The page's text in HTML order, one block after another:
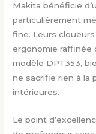
Makita bénéficie
particulièrement
fine. Leurs
ergonomie raffinée
modèle DPT353,
ne sacrifie rien à la
intérieures.
Le point